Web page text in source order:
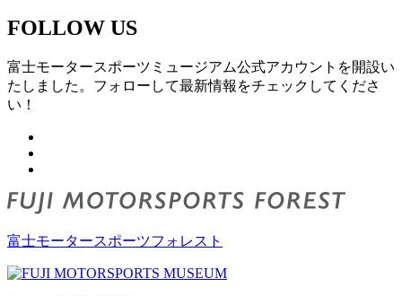
FOLLOW US
富士モータースポーツミュージアム公式アカウントを開設い
たしました。フォローして最新情報をチェックしてくださ
い！
富士モータースポーツフォレスト